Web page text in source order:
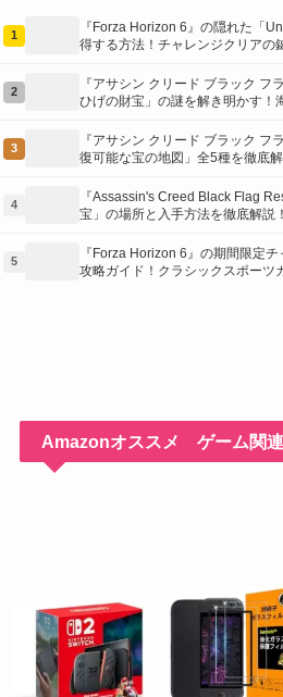
1
『Forza Horizon 6』の隠れた「
得する方法！チャレンジクリアの
2
『アサシン クリード ブラック
ひげの財宝」の謎を解き明かす！
3
『アサシン クリード ブラック
復可能な宝の地図」全5種を徹底
4
『Assassin's Creed Black Flag
宝」の場所と入手方法を徹底解説
5
『Forza Horizon 6』の期間限定
攻略ガイド！クラシックスポーツ
Amazonオススメ ゲーム関連